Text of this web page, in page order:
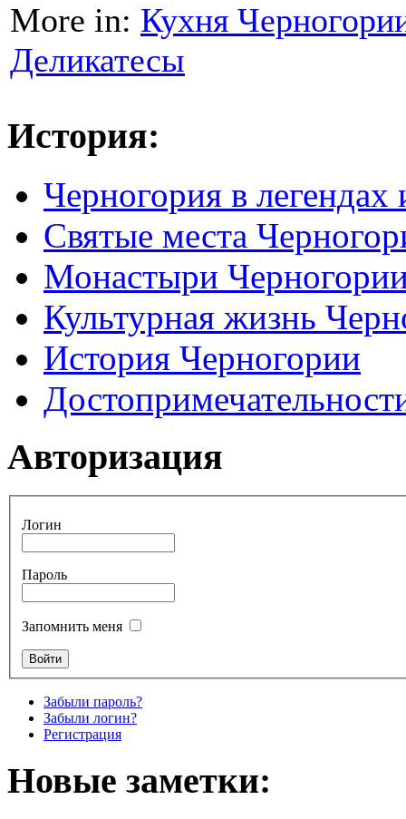
More in: Кухня
Деликатесы
История:
Черногория в легендах
Святые места
Монастыри
Культурная жизнь
История Черногории
Авторизация
Логин
Пароль
Запомнить меня
Забыли пароль?
Забыли логин?
Регистрация
Новые заметки: